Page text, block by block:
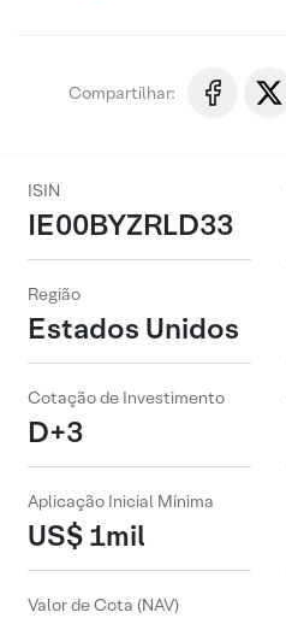
Compartilhar:
ISIN
IE00BYZRLD33
Região
Estados Unidos
Cotação de Investimento
D+3
Aplicação Inicial Mínima
US$ 1mil
Valor de Cota (NAV)